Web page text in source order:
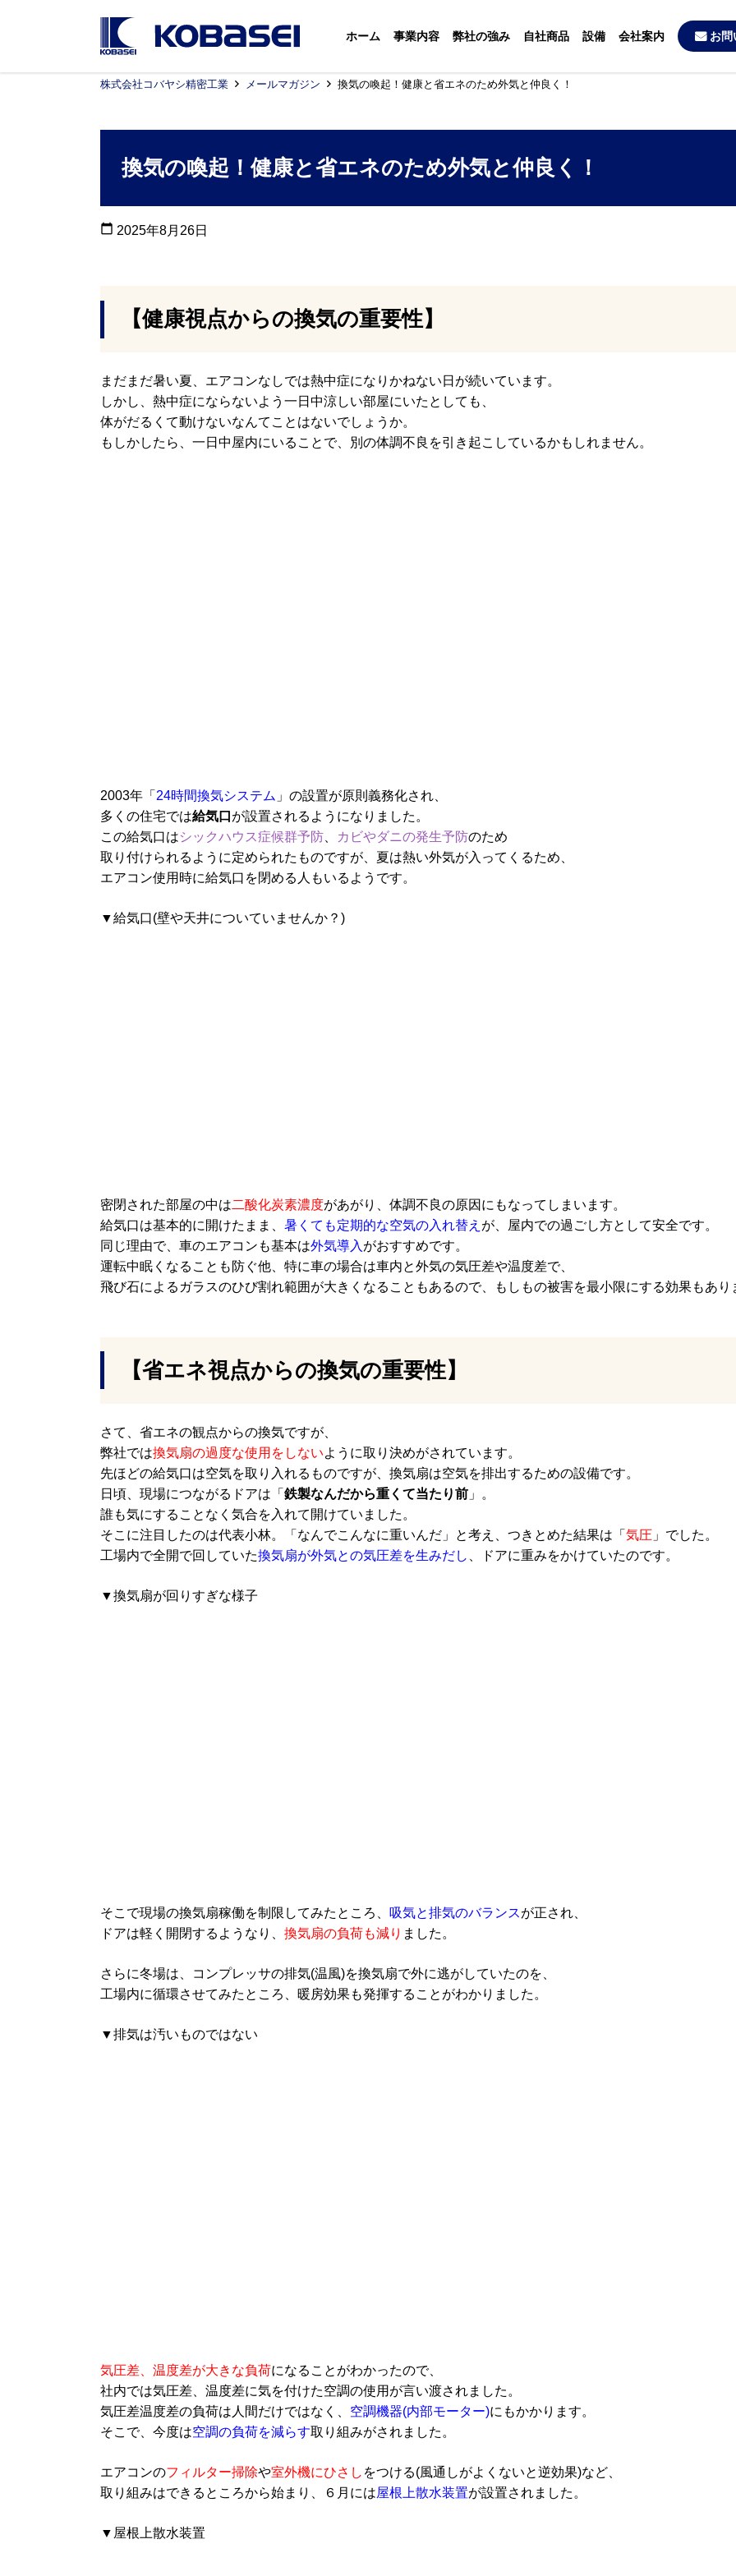
ホーム 事業内容 弊社の強み 自社商品 設備 会社案内 お問
株式会社コバヤシ精密工業 メールマガジン 換気の喚起！健康と省エネのため外気と仲良く！
換気の喚起！健康と省エネのため外気と仲良く！
calendar_today 2025年8月26日
【健康視点からの換気の重要性】
まだまだ暑い夏、エアコンなしでは熱中症になりかねない日が続いています。
しかし、熱中症にならないよう一日中涼しい部屋にいたとしても、
体がだるくて動けないなんてことはないでしょうか。
もしかしたら、一日中屋内にいることで、別の体調不良を引き起こしているかもしれません。
2003年「 24時間換気システム 」の設置が原則義務化され、
多くの住宅では給気口 が設置されるようになりました。
この給気口はシックハウス症候群予防 カビやダニの発生予防のため
取り付けられるように定められたものですが、夏は熱い外気が入ってくるため、
エアコン使用時に給気口を閉める人もいるようです。
▼給気口(壁や天井についていませんか？)
密閉された部屋の中は二酸化炭素濃度があがり、体調不良の原因にもなってしまいます。
給気口は基本的に開けたまま、 暑くても定期的な空気の入れ替え が、屋内での過ごし方として安全です。
同じ理由で、車のエアコンも基本は外気導入 がおすすめです。
運転中眠くなることも防ぐ他、特に車の場合は車内と外気の気圧差や温度差で、
飛び石によるガラスのひび割れ範囲が大きくなることもあるので、もしもの被害を最小限にする効果もあり
【省エネ視点からの換気の重要性】
さて、省エネの観点からの換気ですが、
弊社では換気扇の過度な使用をしないように取り決めがされています。
先ほどの給気口は空気を取り入れるものですが、換気扇は空気を排出するための設備です。
日頃、現場につながるドアは「 鉄製なんだから重くて当たり前 」。
誰も気にすることなく気合を入れて開けていました。
そこに注目したのは代表小林。「なんでこんなに重いんだ」と考え、つきとめた結果は「 気圧 」でした。
工場内で全開で回していた換気扇が外気との気圧差を生みだし 、ドアに重みをかけていたのです。
▼換気扇が回りすぎな様子
そこで現場の換気扇稼働を制限してみたところ、 吸気と排気のバランスが正され、
ドアは軽く開閉するようなり、 換気扇の負荷も減り ました。
さらに冬場は、コンプレッサの排気(温風)を換気扇で外に逃がしていたのを、
工場内に循環させてみたところ、暖房効果も発揮することがわかりました。
▼排気は汚いものではない
気圧差、温度差が大きな負荷になることがわかったので、
社内では気圧差、温度差に気を付けた空調の使用が言い渡されました。
気圧差温度差の負荷は人間だけではなく、 空調機器(内部モーター)にもかかります。
そこで、今度は空調の負荷を減らす取り組みがされました。
エアコンのフィルター掃除や室外機にひさし をつける(風通しがよくないと逆効果)など、
取り組みはできるところから始まり、６月には屋根上散水装置が設置されました。
▼屋根上散水装置